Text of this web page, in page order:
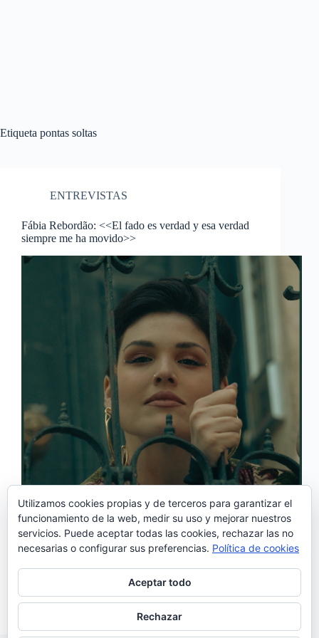
Etiqueta pontas soltas
ENTREVISTAS
Fábia Rebordão: <<El fado es verdad y esa verdad
siempre me ha movido>>
El Festival de Fado de Madrid recibe este año a
Fábia Rebordão, una de las voces imprescindibles de
la nueva generación de fadistas, conocida por su
potencia interpretativa y su capacidad para fusionar
la tradición con influencias que van del…
Noemí Sánchez
10/04/2025
Utilizamos cookies propias y de terceros para garantizar el
funcionamiento de la web, medir su uso y mejorar nuestros
servicios. Puede aceptar todas las cookies, rechazar las no
necesarias o configurar sus preferencias. Política de cookies
Aceptar todo
Rechazar